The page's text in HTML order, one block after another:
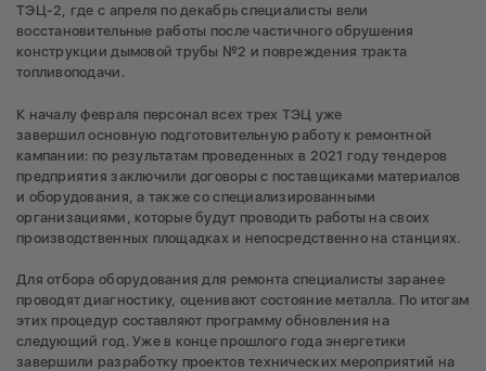
ТЭЦ-2, где с апреля по декабрь специалисты вели
восстановительные работы после частичного обрушения
конструкции дымовой трубы №2 и повреждения тракта
топливоподачи.
К началу февраля персонал всех трех ТЭЦ уже
завершил основную подготовительную работу к ремонтной
кампании: по результатам проведенных в 2021 году тендеров
предприятия заключили договоры с поставщиками материалов
и оборудования, а также со специализированными
организациями, которые будут проводить работы на своих
производственных площадках и непосредственно на станциях.
Для отбора оборудования для ремонта специалисты заранее
проводят диагностику, оценивают состояние металла. По итогам
этих процедур составляют программу обновления на
следующий год. Уже в конце прошлого года энергетики
завершили разработку проектов технических мероприятий на